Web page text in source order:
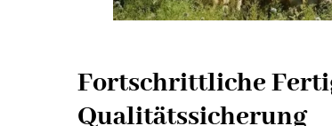
Fortschrittliche
Qualitätssicherung